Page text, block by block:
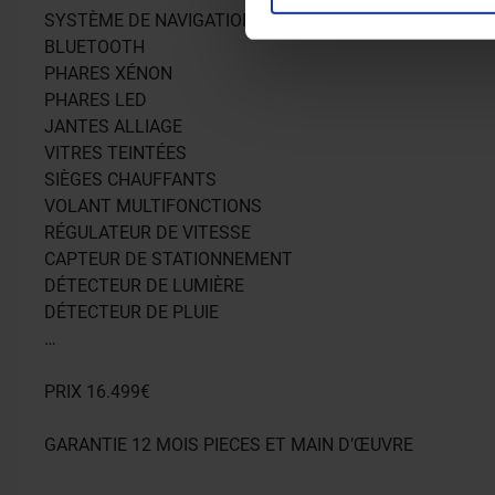
Les cookies nous
SYSTÈME DE NAVIGATION
BLUETOOTH
PHARES XÉNON
PHARES LED
JANTES ALLIAGE
VITRES TEINTÉES
SIÈGES CHAUFFANTS
VOLANT MULTIFONCTIONS
RÉGULATEUR DE VITESSE
CAPTEUR DE STATIONNEMENT
DÉTECTEUR DE LUMIÈRE
DÉTECTEUR DE PLUIE
…
PRIX 16.499€
GARANTIE 12 MOIS PIECES ET MAIN D’ŒUVRE